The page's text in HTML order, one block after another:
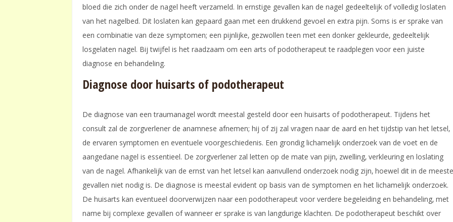
bloed die zich onder de nagel heeft verzameld. In ernstige gevallen kan de nagel gedeeltelijk of volledig loslaten
van het nagelbed. Dit loslaten kan gepaard gaan met een drukkend gevoel en extra pijn. Soms is er sprake van
een combinatie van deze symptomen; een pijnlijke‚ gezwollen teen met een donker gekleurde‚ gedeeltelijk
losgelaten nagel. Bij twijfel is het raadzaam om een arts of podotherapeut te raadplegen voor een juiste
diagnose en behandeling.
Diagnose door huisarts of podotherapeut
De diagnose van een traumanagel wordt meestal gesteld door een huisarts of podotherapeut. Tijdens het
consult zal de zorgverlener de anamnese afnemen; hij of zij zal vragen naar de aard en het tijdstip van het letsel‚
de ervaren symptomen en eventuele voorgeschiedenis. Een grondig lichamelijk onderzoek van de voet en de
aangedane nagel is essentieel. De zorgverlener zal letten op de mate van pijn‚ zwelling‚ verkleuring en loslating
van de nagel. Afhankelijk van de ernst van het letsel kan aanvullend onderzoek nodig zijn‚ hoewel dit in de meeste
gevallen niet nodig is. De diagnose is meestal evident op basis van de symptomen en het lichamelijk onderzoek.
De huisarts kan eventueel doorverwijzen naar een podotherapeut voor verdere begeleiding en behandeling‚ met
name bij complexe gevallen of wanneer er sprake is van langdurige klachten. De podotherapeut beschikt over